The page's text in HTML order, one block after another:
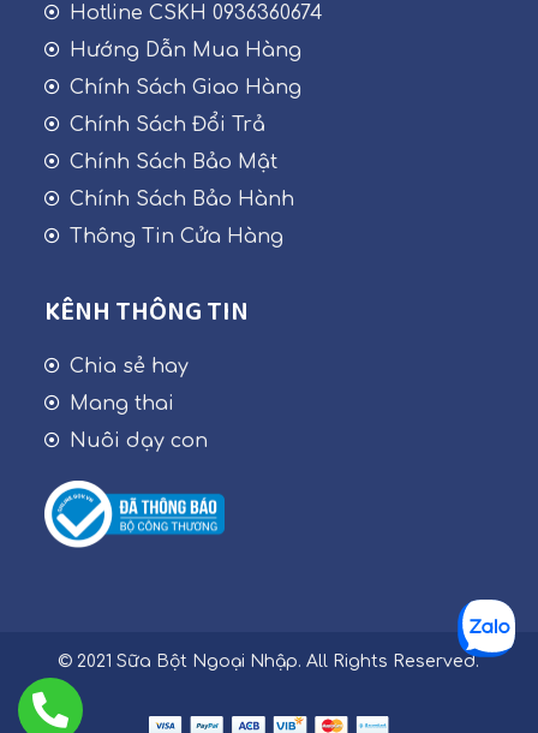
Hotline CSKH 0936360674
Hướng Dẫn Mua Hàng
Chính Sách Giao Hàng
Chính Sách Đổi Trả
Chính Sách Bảo Mật
Chính Sách Bảo Hành
Thông Tin Cửa Hàng
KÊNH THÔNG TIN
Chia sẻ hay
Mang thai
Nuôi dạy con
© 2021 Sữa Bột Ngoại Nhập. All Rights Reserved.